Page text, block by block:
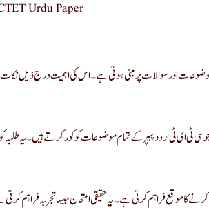
Urdu Paper
ٹی ای ٹی اردو پیپر کے تمام موضوعات کو کور کرتے ہیں۔ یہ طلبہ
کا موقع فراہم کرتی ہے۔ یہ حقیقی امتحان جیسا تجربہ فراہم